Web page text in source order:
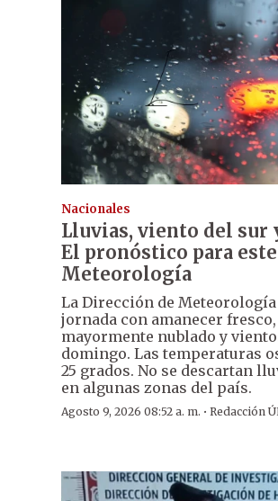
Nacionales
Lluvias, viento del sur
El pronóstico para
Meteorología
La Dirección de
jornada con amanecer
mayormente nublado y
domingo. Las temperaturas
25 grados. No se descartan
en algunas zonas del país.
Agosto 9, 2026 08:52 a. m. · Redacción